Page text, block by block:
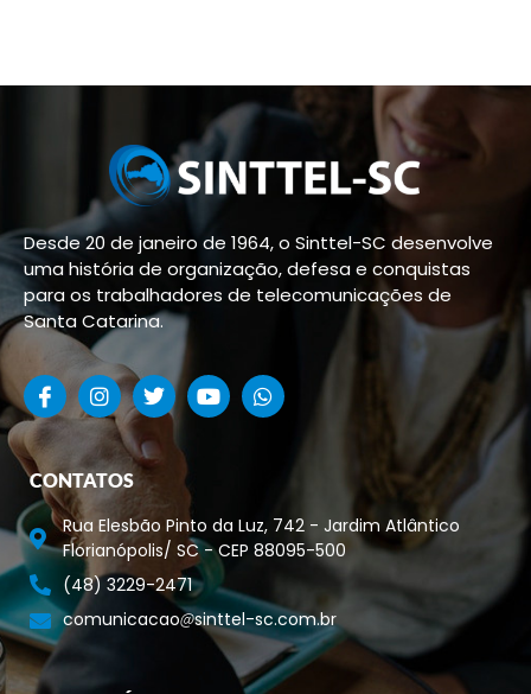
Desde 20 de janeiro de 1964, o Sinttel-SC desenvolve
uma história de organização, defesa e conquistas
para os trabalhadores de telecomunicações de
Santa Catarina.
CONTATOS
Rua Elesbão Pinto da Luz, 742 - Jardim Atlântico
Florianópolis/ SC - CEP 88095-500
(48) 3229-2471
comunicacao
sinttel-sc.com.br